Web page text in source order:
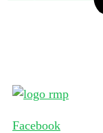
Facebook